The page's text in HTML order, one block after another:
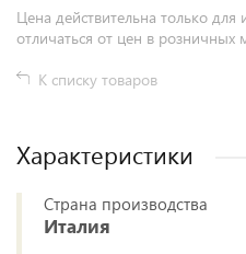
Цена действительна только
отличаться от цен в розничных
К списку товаров
Характеристики
Страна производства
Италия